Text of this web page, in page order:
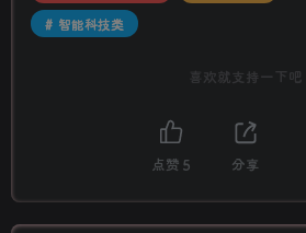
# 智能科技类
喜欢就支持一下吧
点赞 5 分享